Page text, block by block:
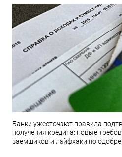
Банки ужесточают правила
получения кредита: новые
заёмщиков и лайфхаки по